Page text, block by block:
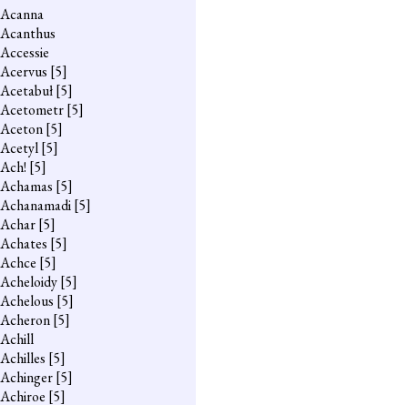
Acanna
Acanthus
Accessie
Acervus [5]
Acetabuł[5]
Acetometr[5]
Aceton[5]
Acetyl[5]
Ach! [5]
Achamas [5]
Achanamadi[5]
Achar[5]
Achates [5]
Achce [5]
Acheloidy[5]
Achelous [5]
Acheron[5]
Achill
Achilles [5]
Achinger[5]
Achiroe [5]